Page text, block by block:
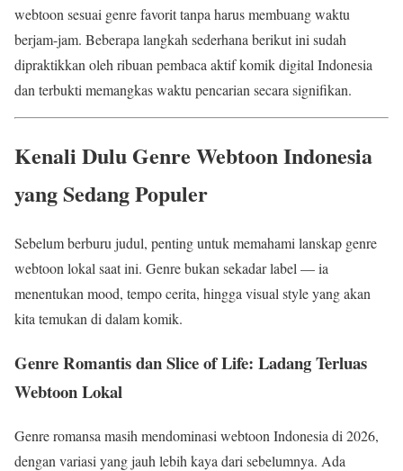
webtoon sesuai genre favorit tanpa harus membuang waktu
berjam-jam. Beberapa langkah sederhana berikut ini sudah
dipraktikkan oleh ribuan pembaca aktif komik digital Indonesia
dan terbukti memangkas waktu pencarian secara signifikan.
Kenali Dulu Genre Webtoon Indonesia
yang Sedang Populer
Sebelum berburu judul, penting untuk memahami lanskap genre
webtoon lokal saat ini. Genre bukan sekadar label — ia
menentukan mood, tempo cerita, hingga visual style yang akan
kita temukan di dalam komik.
Genre Romantis dan Slice of Life: Ladang Terluas
Webtoon Lokal
Genre romansa masih mendominasi webtoon Indonesia di 2026,
dengan variasi yang jauh lebih kaya dari sebelumnya. Ada